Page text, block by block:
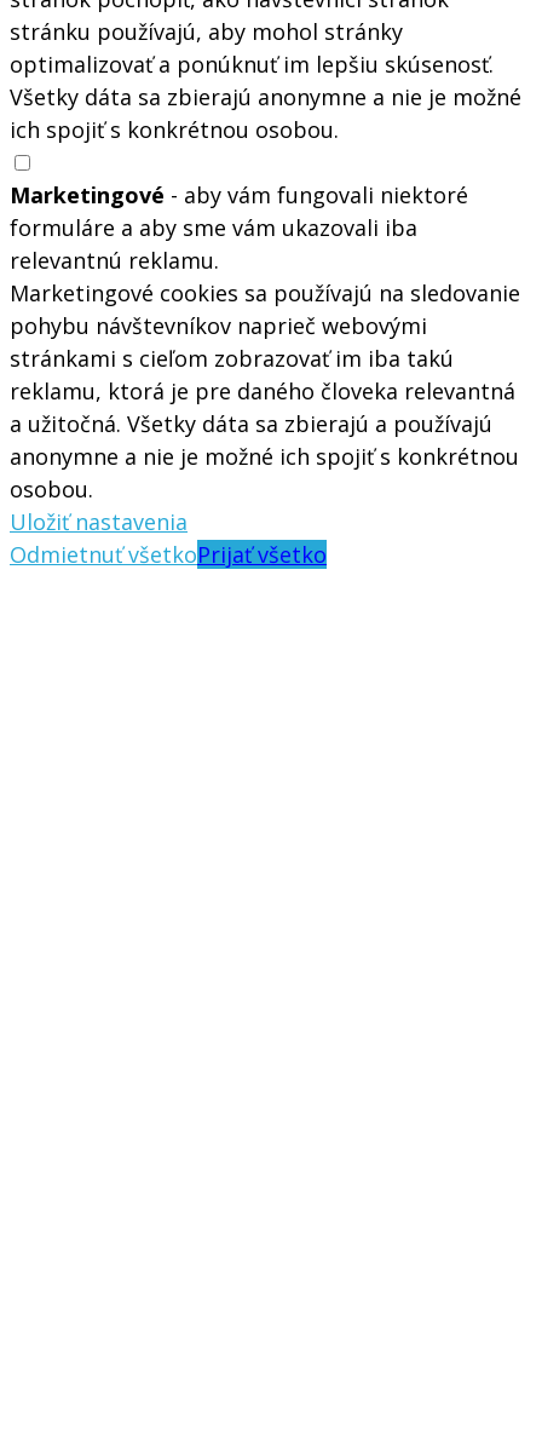
stránku používajú, aby mohol stránky
optimalizovať a ponúknuť im lepšiu skúsenosť.
Všetky dáta sa zbierajú anonymne a nie je možné
ich spojiť s konkrétnou osobou.
Marketingové - aby vám fungovali niektoré
formuláre a aby sme vám ukazovali iba
relevantnú reklamu.
Marketingové cookies sa používajú na sledovanie
pohybu návštevníkov naprieč webovými
stránkami s cieľom zobrazovať im iba takú
reklamu, ktorá je pre daného človeka relevantná
a užitočná. Všetky dáta sa zbierajú a používajú
anonymne a nie je možné ich spojiť s konkrétnou
osobou.
Uložiť nastavenia
Odmietnuť všetkoPrijať všetko